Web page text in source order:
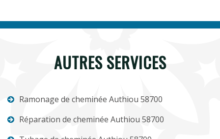
AUTRES SERVICES
Ramonage de cheminée Authiou 58700
Réparation de cheminée Authiou 58700